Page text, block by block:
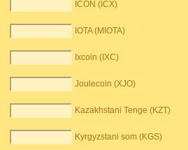
ICON (ICX)
IOTA (MIOTA)
Ixcoin (IXC)
Joulecoin (XJO)
Kazakhstani Tenge (KZT)
Kyrgyzstani som (KGS)